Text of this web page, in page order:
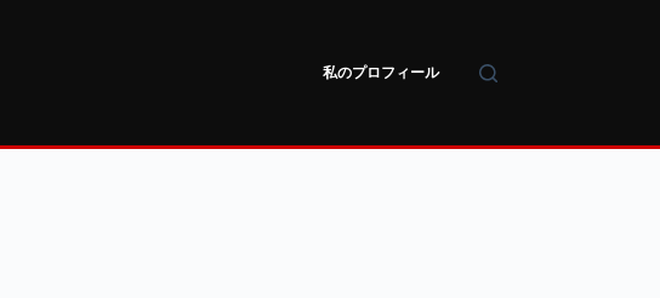
私のプロフィール